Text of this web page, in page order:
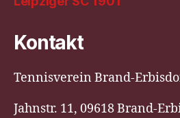
Kontakt
Tennisverein Brand-
Jahnstr. 11, 09618 Brand-